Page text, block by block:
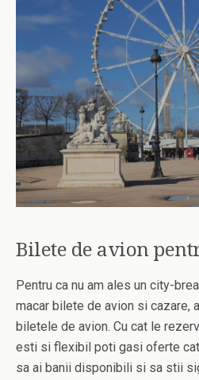
Bilete de avion
Pentru ca nu am ales un city-
macar bilete de avion si cazare,
biletele de avion. Cu cat le
esti si flexibil poti gasi oferte
sa ai banii disponibili si sa stii